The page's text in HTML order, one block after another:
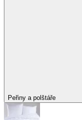
Peřiny a polštáře